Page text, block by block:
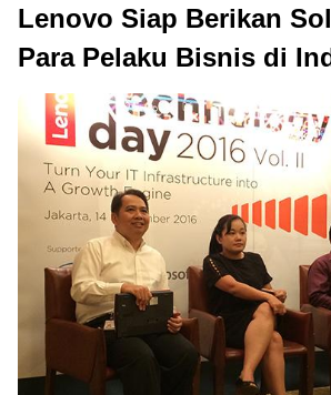
Lenovo Siap Berikan
Para Pelaku Bisnis di